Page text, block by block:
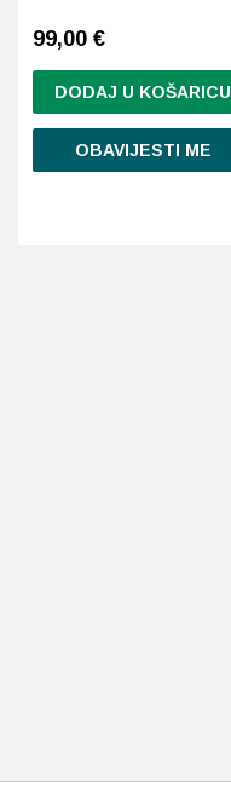
99,00 €
DODAJ U KOŠARICU
OBAVIJESTI ME